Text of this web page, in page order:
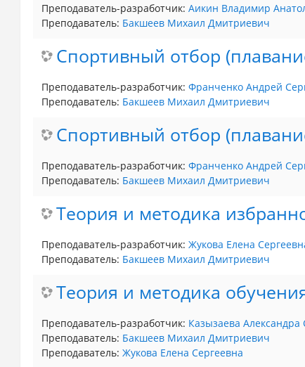
Преподаватель-разработчик: Аикин Владимир
Преподаватель: Бакшеев Михаил Дмитриевич
Спортивный отбор
Преподаватель-разработчик: Франченко Андрей
Преподаватель: Бакшеев Михаил Дмитриевич
Спортивный отбор
Преподаватель-разработчик: Франченко Андрей
Преподаватель: Бакшеев Михаил Дмитриевич
Теория и методика
Преподаватель-разработчик: Жукова Елена
Преподаватель: Бакшеев Михаил Дмитриевич
Теория и методика
Преподаватель-разработчик: Казызаева Александра
Преподаватель: Бакшеев Михаил Дмитриевич
Преподаватель: Жукова Елена Сергеевна